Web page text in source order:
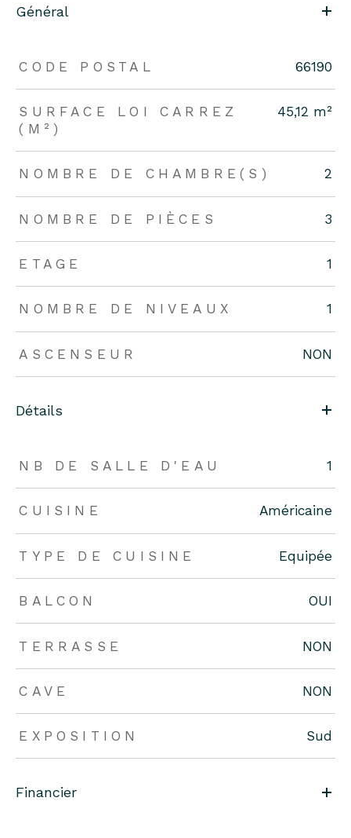
Général
CODE POSTAL 66190
SURFACE LOI CARREZ
(M²)
45,12 m²
NOMBRE DE CHAMBRE(S) 2
NOMBRE DE PIÈCES 3
ETAGE 1
NOMBRE DE NIVEAUX 1
ASCENSEUR NON
Détails
NB DE SALLE D'EAU 1
CUISINE Américaine
TYPE DE CUISINE Equipée
BALCON OUI
TERRASSE NON
CAVE NON
EXPOSITION Sud
Financier